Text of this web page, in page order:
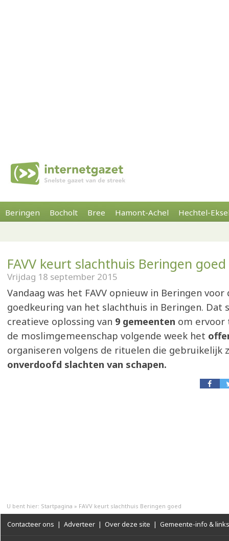
Beringen Bocholt Bree Hamont-Achel Hechtel-
FAVV keurt slachthuis Beringen goed
Vrijdag 18 september 2015
Vandaag was het FAVV opnieuw in Beringen
goedkeuring van het slachthuis in Beringen. Dat
creatieve oplossing van 9 gemeenten om ervoor
de moslimgemeenschap volgende week het
organiseren volgens de rituelen die gebruikelijk
onverdoofd slachten van schapen.
U bent hier: Startpagina » FAVV keurt slachthuis Beringen goed
Contacteer ons | Adverteer | Over deze site | Gemeente-info & links